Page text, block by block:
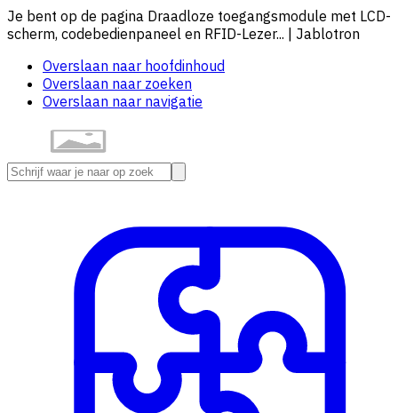
Je bent op de pagina Draadloze toegangsmodule met LCD-
scherm, codebedienpaneel en RFID-Lezer... | Jablotron
Overslaan naar hoofdinhoud
Overslaan naar zoeken
Overslaan naar navigatie